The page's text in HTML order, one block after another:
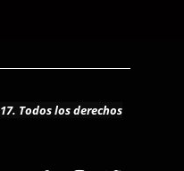
Todos los derechos